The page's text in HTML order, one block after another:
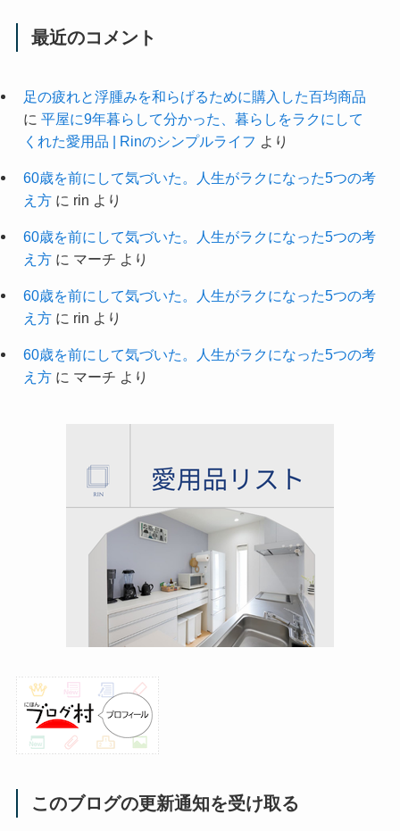
最近のコメント
足の疲れと浮腫みを和らげるために購入した百均商品
に 平屋に9年暮らして分かった、暮らしをラクにして
くれた愛用品 | Rinのシンプルライフ より
60歳を前にして気づいた。人生がラクになった5つの考
え方に rin より
60歳を前にして気づいた。人生がラクになった5つの考
え方に マーチ より
60歳を前にして気づいた。人生がラクになった5つの考
え方に rin より
60歳を前にして気づいた。人生がラクになった5つの考
え方に マーチ より
このブログの更新通知を受け取る